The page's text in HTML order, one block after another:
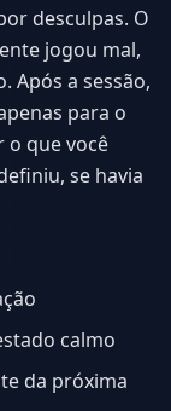
desculpas. O
jogou mal,
Após a sessão,
para o
o que você
se havia
calmo
da próxima